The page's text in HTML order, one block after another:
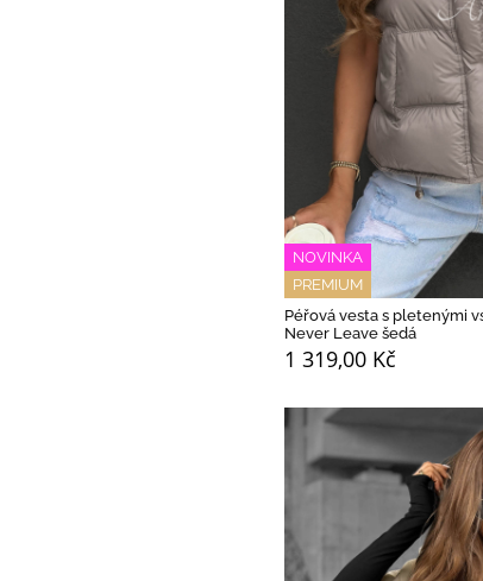
NOVINKA
PREMIUM
Péřová vesta s pletenými
Never Leave šedá
1 319,00 Kč